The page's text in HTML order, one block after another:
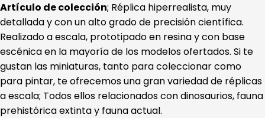
Artículo de colección; Réplica hiperrealista, muy
detallada y con un alto grado de precisión científica.
Realizado a escala, prototipado en resina y con base
escénica en la mayoría de los modelos ofertados. Si te
gustan las miniaturas, tanto para coleccionar como
para pintar, te ofrecemos una gran variedad de réplicas
a escala; Todos ellos relacionados con dinosaurios, fauna
prehistórica extinta y fauna actual.